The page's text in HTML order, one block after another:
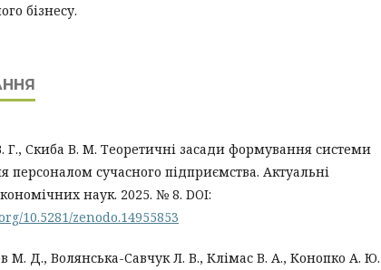
бізнесу.
Г., Скиба В. М. Теоретичні засади формування системи
персоналом сучасного підприємства. Актуальні
наук. 2025. № 8. DOI:
10.5281/zenodo.14955853
М. Д., Волянська-Савчук Л. В., Клімас В. А., Конопко А. Ю.